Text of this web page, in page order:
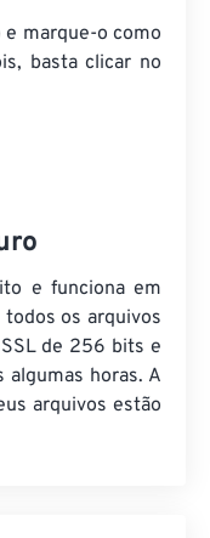
marque-o como
basta clicar no
e funciona em
os arquivos
de 256 bits e
horas. A
arquivos estão